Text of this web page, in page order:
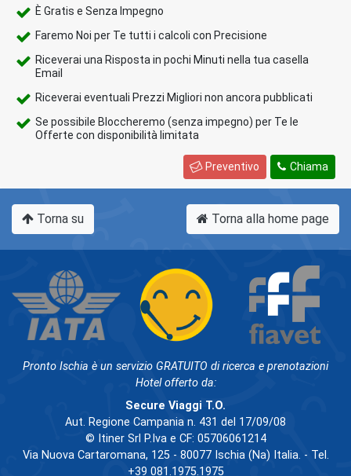
È Gratis e Senza Impegno
Faremo Noi per Te tutti i calcoli con Precisione
Riceverai una Risposta in pochi Minuti nella tua casella
Email
Riceverai eventuali Prezzi Migliori non ancora pubblicati
Se possibile Bloccheremo (senza impegno) per Te le
Offerte con disponibilità limitata
Chiama
Preventivo
Torna su Torna alla home page
Pronto Ischia è un servizio GRATUITO di ricerca e prenotazioni
Hotel offerto da:
Secure Viaggi T.O.
Aut. Regione Campania n. 431 del 17/09/08
© Itiner Srl P.Iva e CF: 05706061214
Via Nuova Cartaromana, 125 - 80077 Ischia (Na) Italia. - Tel.
+39 081.1975.1975